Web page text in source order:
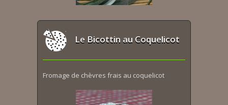
Le Bicottin au Coquelicot
Fromage de chèvres frais au coquelicot